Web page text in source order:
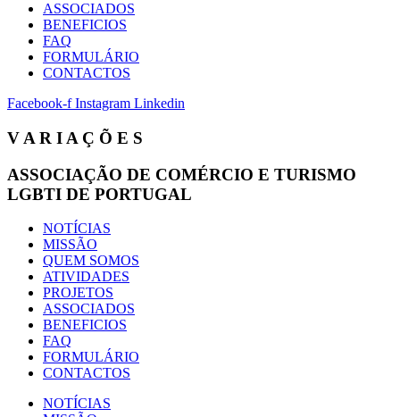
ASSOCIADOS
BENEFICIOS
FAQ
FORMULÁRIO
CONTACTOS
Facebook-f Instagram Linkedin
V A R I A Ç Õ E S
ASSOCIAÇÃO DE COMÉRCIO E TURISMO
LGBTI DE PORTUGAL
NOTÍCIAS
MISSÃO
QUEM SOMOS
ATIVIDADES
PROJETOS
ASSOCIADOS
BENEFICIOS
FAQ
FORMULÁRIO
CONTACTOS
NOTÍCIAS